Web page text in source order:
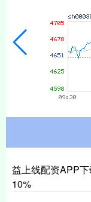
益上线配资APP
10%